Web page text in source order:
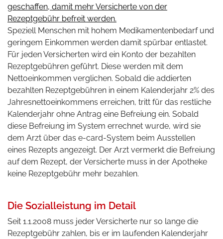
geschaffen, damit mehr Versicherte von der
Rezeptgebühr befreit werden.
Speziell Menschen mit hohem Medikamentenbedarf und
geringem Einkommen werden damit spürbar entlastet.
Für jeden Versicherten wird ein Konto der bezahlten
Rezeptgebühren geführt. Diese werden mit dem
Nettoeinkommen verglichen. Sobald die addierten
bezahlten Rezeptgebühren in einem Kalenderjahr 2% des
Jahresnettoeinkommens erreichen, tritt für das restliche
Kalenderjahr ohne Antrag eine Befreiung ein. Sobald
diese Befreiung im System errechnet wurde, wird sie
dem Arzt über das e-card-System beim Ausstellen
eines Rezepts angezeigt. Der Arzt vermerkt die Befreiung
auf dem Rezept, der Versicherte muss in der Apotheke
keine Rezeptgebühr mehr bezahlen.
Die Sozialleistung im Detail
Seit 1.1.2008 muss jeder Versicherte nur so lange die
Rezeptgebühr zahlen, bis er im laufenden Kalenderjahr